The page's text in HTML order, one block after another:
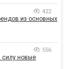
422
из основных
556
силу новые